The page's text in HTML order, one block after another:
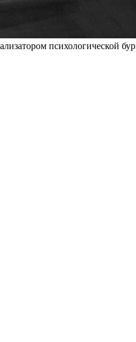
психологической